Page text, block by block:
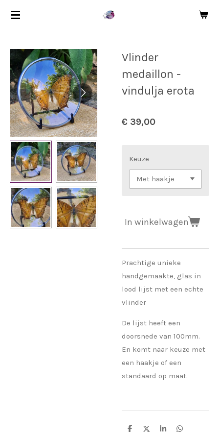
Ga
de
hoofdinhoud
Vlinder
medaillon -
vindulja erota
€ 39,00
Keuze
In winkelwagen
Prachtige unieke
handgemaakte, glas in
lood lijst met een echte
vlinder
De lijst heeft een
doorsnede van 100mm.
En komt naar keuze met
een haakje of een
standaard op maat.
D
D
S
D